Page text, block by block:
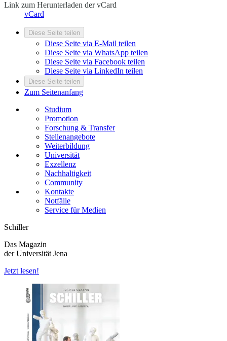
Link zum Herunterladen der vCard
vCard
Diese Seite teilen
Diese Seite via E-Mail teilen
Diese Seite via WhatsApp teilen
Diese Seite via Facebook teilen
Diese Seite via LinkedIn teilen
Diese Seite teilen
Zum Seitenanfang
Studium
Promotion
Forschung & Transfer
Stellenangebote
Weiterbildung
Universität
Exzellenz
Nachhaltigkeit
Community
Kontakte
Notfälle
Service für Medien
Schiller
Das Magazin
der Universität Jena
Jetzt lesen!